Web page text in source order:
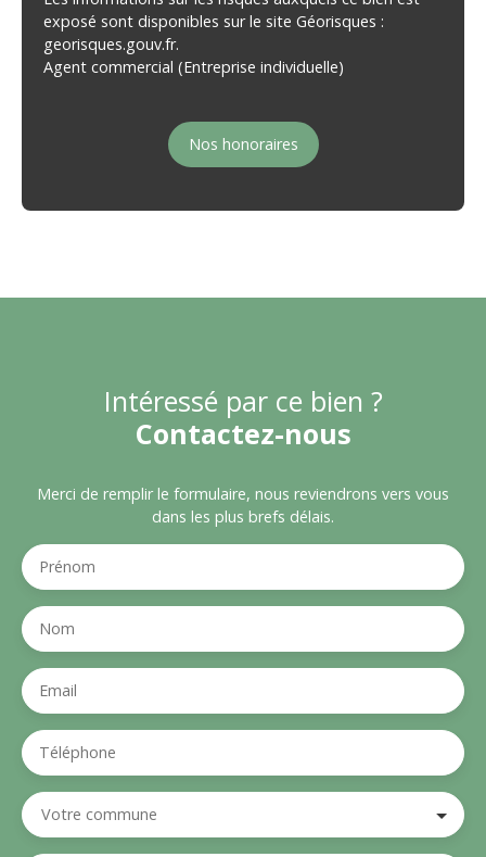
exposé sont disponibles sur le site Géorisques :
georisques.gouv.fr.
Agent commercial (Entreprise individuelle)
Nos honoraires
Intéressé par ce bien ?
Contactez-nous
Merci de remplir le formulaire, nous reviendrons vers vous
dans les plus brefs délais.
Prénom
Nom
Email
Téléphone
Votre commune